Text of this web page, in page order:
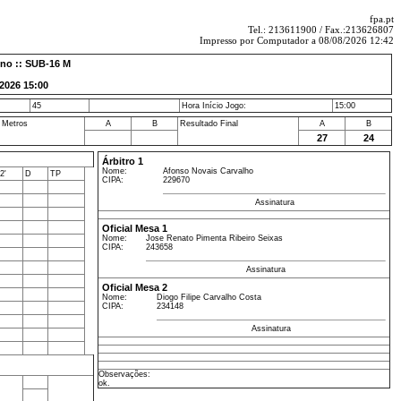
fpa.pt
Tel.: 213611900 / Fax.:213626807
Impresso por Computador a 08/08/2026 12:42
:: SUB-16 M
15:00
45 Hora Início Jogo:
15:00
Metros
A B Resultado Final A B
27 24
2' D TP
Árbitro 1
Nome:
Afonso Novais Carvalho
CIPA:
229670
Assinatura
Oficial Mesa 1
Nome:
Jose Renato Pimenta Ribeiro Seixas
CIPA:
243658
Assinatura
Oficial Mesa 2
Nome:
Diogo Filipe Carvalho Costa
CIPA:
234148
Assinatura
Observações:
ok.